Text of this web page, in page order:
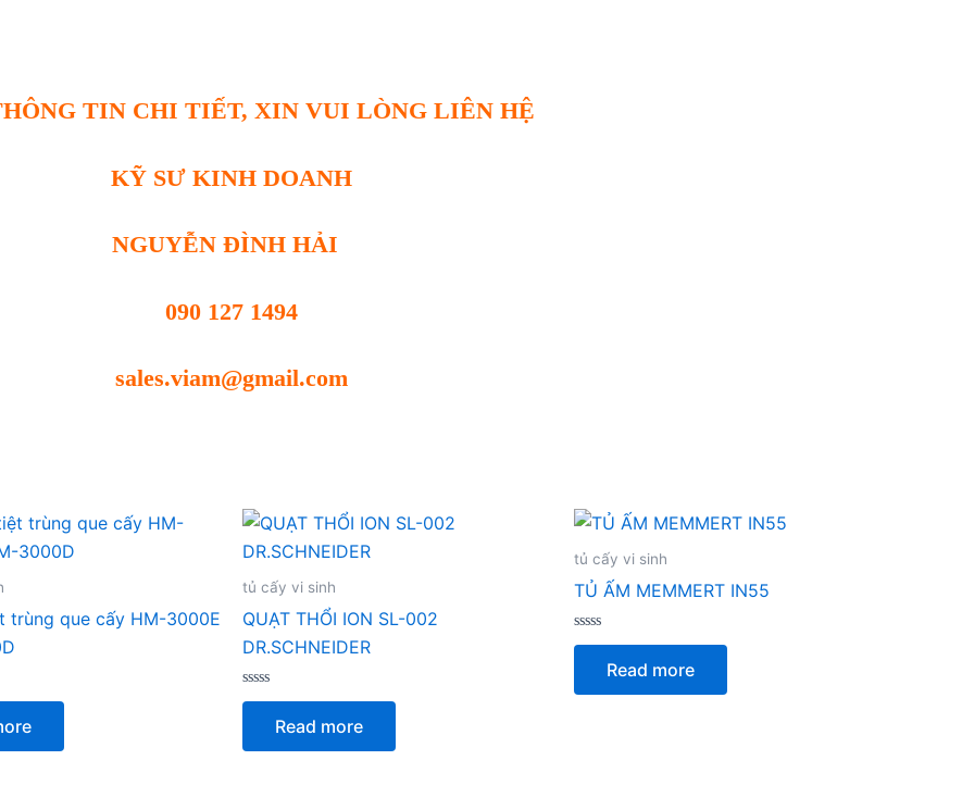
TIN CHI TIẾT, XIN VUI LÒNG LIÊN HỆ
KỸ SƯ KINH DOANH
NGUYỄN ĐÌNH HẢI
090 127 1494
sales.viam@gmail.com
trùng que cấy HM-3000E
tủ cấy vi sinh
QUẠT THỔI ION SL-002
DR.SCHNEIDER
Rated
5
Read more
tủ cấy vi sinh
TỦ ẤM MEMMERT IN55
Rated
5
Read more